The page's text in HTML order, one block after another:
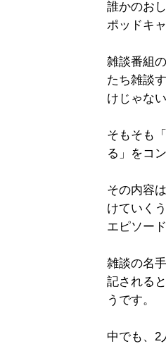
誰かのお
ポッドキ
雑談番組
たち雑談
けじゃな
そもそも
る」をコ
その内容
けていく
エピソー
雑談の名
記される
うです。
中でも、2